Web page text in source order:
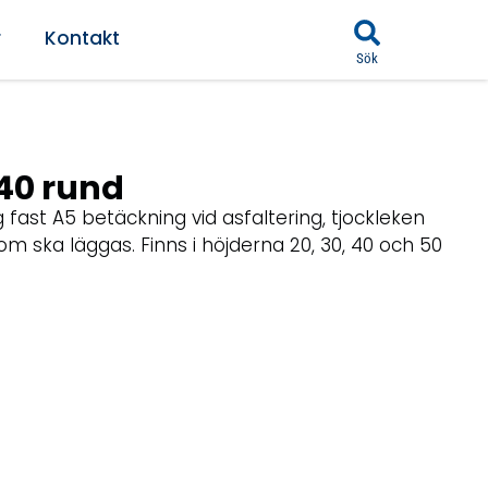
Kontakt
Sök
rund
fast A5 betäckning vid asfaltering, tjockleken
ska läggas. Finns i höjderna 20, 30, 40 och 50